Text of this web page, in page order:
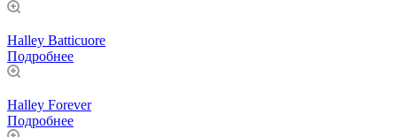
Halley Batticuore
Подробнее
Halley Forever
Подробнее